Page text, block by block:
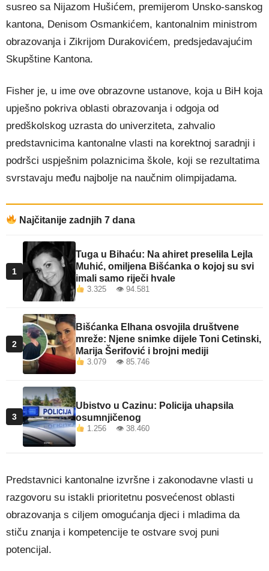
susreo sa Nijazom Hušićem, premijerom Unsko-sanskog
kantona, Denisom Osmankićem, kantonalnim ministrom
obrazovanja i Zikrijom Durakovićem, predsjedavajućim
Skupštine Kantona.
Fisher je, u ime ove obrazovne ustanove, koja u BiH koja
upješno pokriva oblasti obrazovanja i odgoja od
predškolskog uzrasta do univerziteta, zahvalio
predstavnicima kantonalne vlasti na korektnoj saradnji i
podršci uspješnim polaznicima škole, koji se rezultatima
svrstavaju među najbolje na naučnim olimpijadama.
Najčitanije zadnjih 7 dana
1
Tuga u Bihaću: Na ahiret preselila Lejla
Muhić, omiljena Bišćanka o kojoj su svi
imali samo riječi hvale
3.325 👁 94.581
2
Bišćanka Elhana osvojila društvene
mreže: Njene snimke dijele Toni Cetinski,
Marija Šerifović i brojni mediji
3.079 👁 85.746
3
Ubistvo u Cazinu: Policija uhapsila
osumnjičenog
1.256 👁 38.460
Predstavnici kantonalne izvršne i zakonodavne vlasti u
razgovoru su istakli prioritetnu posvećenost oblasti
obrazovanja s ciljem omogućanja djeci i mladima da
stiču znanja i kompetencije te ostvare svoj puni
potencijal.